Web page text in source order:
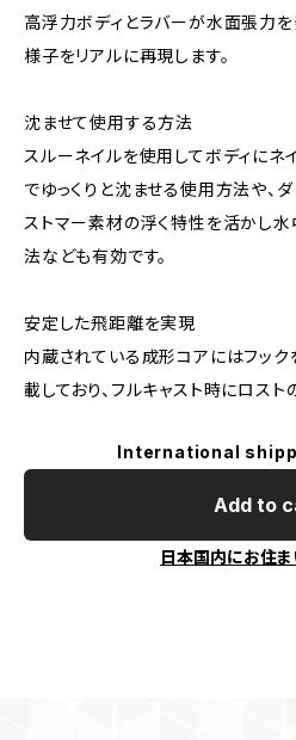
高浮力ボディとラバーが水面張力を
様子をリアルに再現します。
沈ませて使用する方法
スルーネイルを使用してボディにネ
でゆっくりと沈ませる使用方法や、
ストマー素材の浮く特性を活かし
法なども有効です。
安定した飛距離を実現
内蔵されている成形コアにはフック
載しており、フルキャスト時にロスト
International
Add to
日本国内にお住